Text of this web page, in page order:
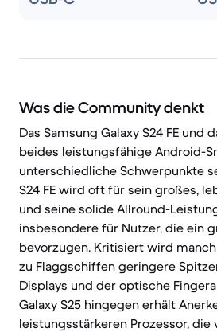
Was die Community denkt
Das Samsung Galaxy S24 FE und
beides leistungsfähige Android-
unterschiedliche Schwerpunkte
S24 FE wird oft für sein großes,
und seine solide Allround-
insbesondere für Nutzer, die ein
bevorzugen. Kritisiert wird
zu Flaggschiffen geringere
Displays und der optische
Galaxy S25 hingegen erhält
leistungsstärkeren Prozessor, die